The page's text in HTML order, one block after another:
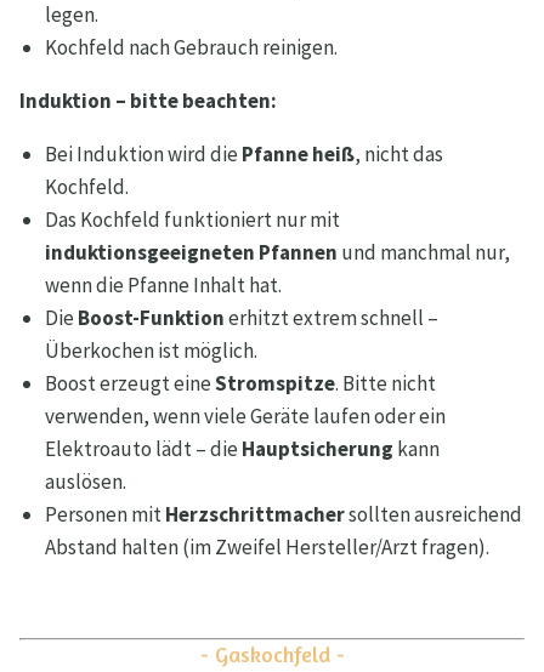
legen.
Kochfeld nach Gebrauch reinigen.
Induktion – bitte beachten:
Bei Induktion wird die Pfanne heiß, nicht das
Kochfeld.
Das Kochfeld funktioniert nur mit
induktionsgeeigneten Pfannen und manchmal nur,
wenn die Pfanne Inhalt hat.
Die Boost-Funktionerhitzt extrem schnell –
Überkochen ist möglich.
Boost erzeugt eineStromspitze. Bitte nicht
verwenden, wenn viele Geräte laufen oder ein
Elektroauto lädt – die Hauptsicherung kann
auslösen.
Personen mitHerzschrittmachersollten ausreichend
Abstand halten (im Zweifel Hersteller/Arzt fragen).
- Gaskochfeld -